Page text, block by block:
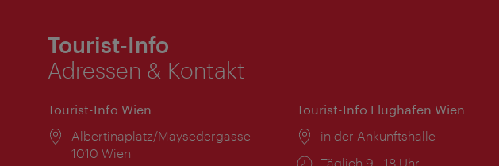
Tourist-Info
Adressen & Kontakt
Tourist-Info Wien
Ort:
Albertinaplatz/Maysedergasse
1010 Wien
Tourist-Info Flughafen Wien
Ort:
in der Ankunftshalle
Öffnungszeiten:
Täglich 9 - 18 Uhr